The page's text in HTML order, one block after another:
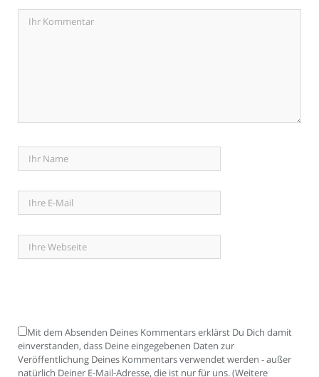
Mit dem Absenden Deines Kommentars erklärst Du Dich damit
einverstanden, dass Deine eingegebenen Daten zur
Veröffentlichung Deines Kommentars verwendet werden - außer
natürlich Deiner E-Mail-Adresse, die ist nur für uns. (Weitere